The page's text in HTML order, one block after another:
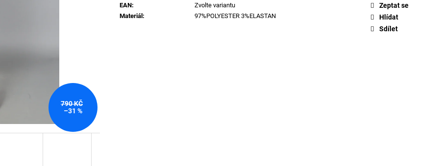
EAN:
Zvolte variantu
Materiál: 97%POLYESTER 3%ELASTAN
Zeptat se
Hlídat
Sdílet
790 KČ
–31 %